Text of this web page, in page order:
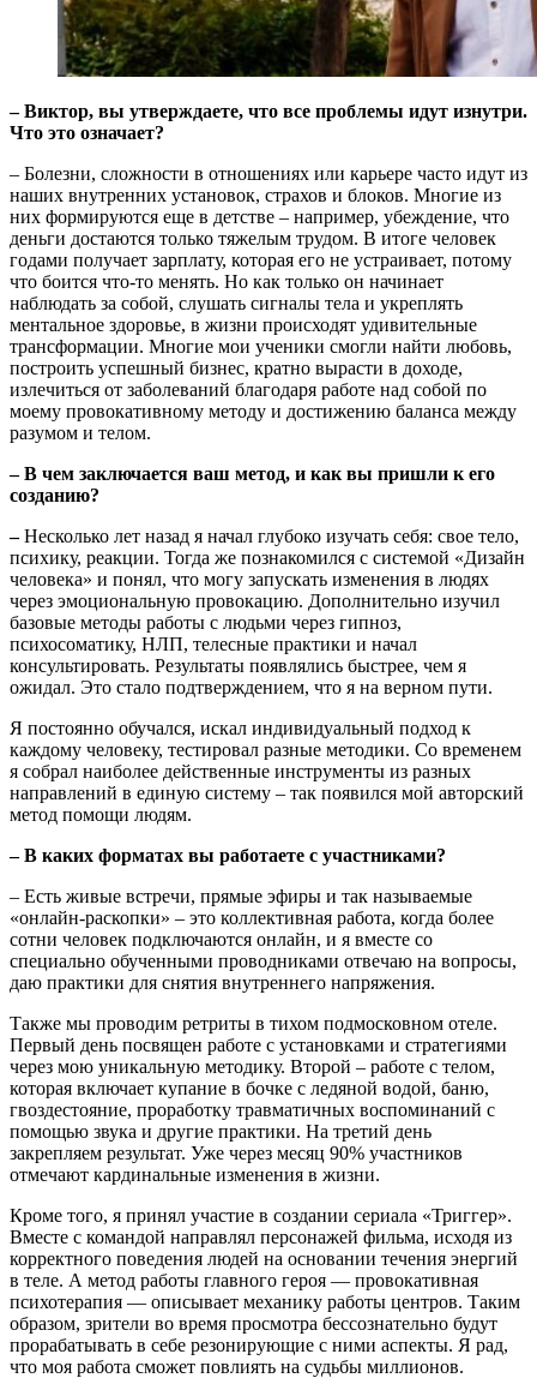
– Виктор, вы утверждаете, что все проблемы идут изнутри.
Что это означает?
– Болезни, сложности в отношениях или карьере часто идут из
наших внутренних установок, страхов и блоков. Многие из
них формируются еще в детстве – например, убеждение, что
деньги достаются только тяжелым трудом. В итоге человек
годами получает зарплату, которая его не устраивает, потому
что боится что-то менять. Но как только он начинает
наблюдать за собой, слушать сигналы тела и укреплять
ментальное здоровье, в жизни происходят удивительные
трансформации. Многие мои ученики смогли найти любовь,
построить успешный бизнес, кратно вырасти в доходе,
излечиться от заболеваний благодаря работе над собой по
моему провокативному методу и достижению баланса между
разумом и телом.
– В чем заключается ваш метод, и как вы пришли к его
созданию?
–Несколько лет назад я начал глубоко изучать себя: свое тело,
психику, реакции. Тогда же познакомился с системой «Дизайн
человека» и понял, что могу запускать изменения в людях
через эмоциональную провокацию. Дополнительно изучил
базовые методы работы с людьми через гипноз,
психосоматику, НЛП, телесные практики и начал
консультировать. Результаты появлялись быстрее, чем я
ожидал. Это стало подтверждением, что я на верном пути.
Я постоянно обучался, искал индивидуальный подход к
каждому человеку, тестировал разные методики. Со временем
я собрал наиболее действенные инструменты из разных
направлений в единую систему – так появился мой авторский
метод помощи людям.
– В каких форматах вы работаете с участниками?
– Есть живые встречи, прямые эфиры и так называемые
«онлайн-раскопки» – это коллективная работа, когда более
сотни человек подключаются онлайн, и я вместе со
специально обученными проводниками отвечаю на вопросы,
даю практики для снятия внутреннего напряжения.
Также мы проводим ретриты в тихом подмосковном отеле.
Первый день посвящен работе с установками и стратегиями
через мою уникальную методику. Второй – работе с телом,
которая включает купание в бочке с ледяной водой, баню,
гвоздестояние, проработку травматичных воспоминаний с
помощью звука и другие практики. На третий день
закрепляем результат. Уже через месяц 90% участников
отмечают кардинальные изменения в жизни.
Кроме того, я принял участие в создании сериала «Триггер».
Вместе с командой направлял персонажей фильма, исходя из
корректного поведения людей на основании течения энергий
в теле. А метод работы главного героя — провокативная
психотерапия — описывает механику работы центров. Таким
образом, зрители во время просмотра бессознательно будут
прорабатывать в себе резонирующие с ними аспекты. Я рад,
что моя работа сможет повлиять на судьбы миллионов.